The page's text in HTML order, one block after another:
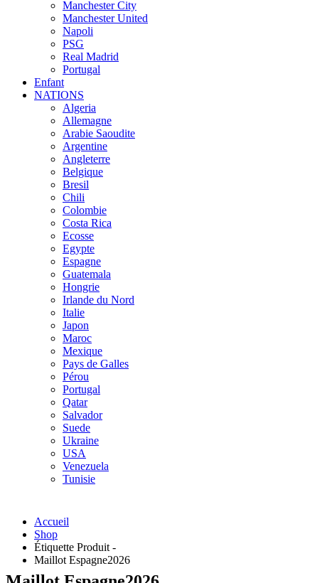
Manchester City
Manchester United
Napoli
PSG
Real Madrid
Portugal
Enfant
NATIONS
Algeria
Allemagne
Arabie Saoudite
Argentine
Angleterre
Belgique
Bresil
Chili
Colombie
Costa Rica
Ecosse
Egypte
Espagne
Guatemala
Hongrie
Irlande du Nord
Italie
Japon
Maroc
Mexique
Pays de Galles
Pérou
Portugal
Qatar
Salvador
Suede
Ukraine
USA
Venezuela
Tunisie
Accueil
Shop
Étiquette Produit -
Maillot Espagne2026